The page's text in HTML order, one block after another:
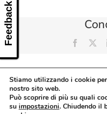
Stiamo utilizzando i cookie
nostro sito web.
Può scoprire di più su quali
su impostazioni. Chiudendo il
Feedback